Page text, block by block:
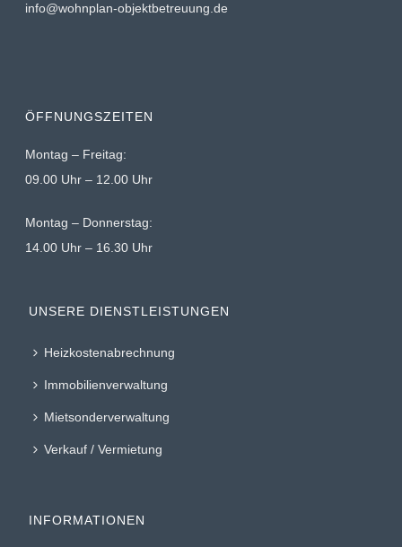
info@wohnplan-objektbetreuung.de
ÖFFNUNGSZEITEN
Montag – Freitag:
09.00 Uhr – 12.00 Uhr
Montag – Donnerstag:
14.00 Uhr – 16.30 Uhr
UNSERE DIENSTLEISTUNGEN
Heizkostenabrechnung
Immobilienverwaltung
Mietsonderverwaltung
Verkauf / Vermietung
INFORMATIONEN